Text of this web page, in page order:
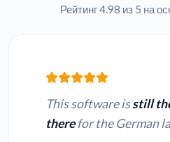
Рейтинг 4.98 из 5 на
This software isstill
therefor the German